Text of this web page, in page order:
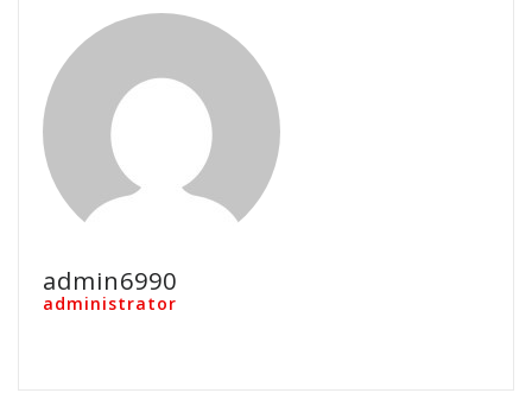
admin6990
administrator